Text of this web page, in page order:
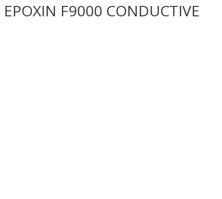
EPOXIN F9000 CONDUCTIVE